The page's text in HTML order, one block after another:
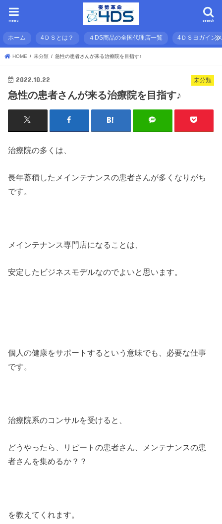
search
menu
ホーム 4ＤＳとは？ ４DS商品の全国代理店一覧 4ＤＳヨガイン
HOME 未分類 急性の患者さんが来る治療院を目指す♪
未分類
2022.10.22
急性の患者さんが来る治療院を目指す♪
治療院の多くは、
長年蓄積したメインテナンスの患者さんが多くなりがち
です。
メインテナンス専門店になることは、
安定したビジネスモデルなのでよいと思います。
個人の健康をサポートするという意味でも、必要な仕事
です。
治療院系のコンサルを受けると、
どうやったら、リピートの患者さん、メンテナンスの患
者さんを集めるか？？
を教えてくれます。